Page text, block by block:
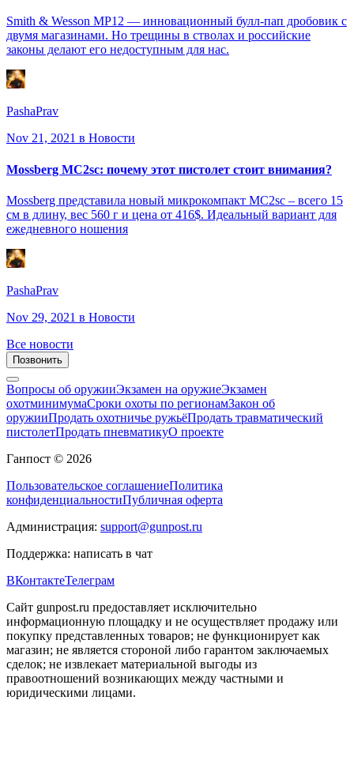
Smith & Wesson MP12 — инновационный булл-пап дробовик с
двумя магазинами. Но трещины в стволах и российские
законы делают его недоступным для нас.
PashaPrav
Nov 21, 2021 в Новости
Mossberg MC2sc: почему этот пистолет стоит внимания?
Mossberg представила новый микрокомпакт MC2sc – всего 15
см в длину, вес 560 г и цена от 416$. Идеальный вариант для
ежедневного ношения
PashaPrav
Nov 29, 2021 в Новости
Все новости
Позвонить
Вопросы об оружииЭкзамен на оружиеЭкзамен
охотминимумаСроки охоты по регионамЗакон об
оружииПродать охотничье ружьёПродать травматический
пистолетПродать пневматикуО проекте
Ганпост © 2026
Пользовательское соглашениеПолитика
конфиденциальностиПубличная оферта
Администрация: support@gunpost.ru
Поддержка: написать в чат
ВКонтактеТелеграм
Сайт gunpost.ru предоставляет исключительно
информационную площадку и не осуществляет продажу или
покупку представленных товаров; не функционирует как
магазин; не является стороной либо гарантом заключаемых
сделок; не извлекает материальной выгоды из
правоотношений возникающих между частными и
юридическими лицами.